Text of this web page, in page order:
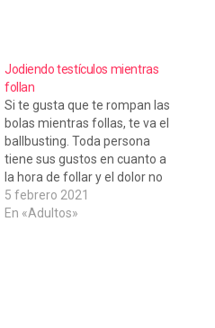
Jodiendo testículos mientras
follan
Si te gusta que te rompan las
bolas mientras follas, te va el
ballbusting. Toda persona
tiene sus gustos en cuanto a
la hora de follar y el dolor no
va a ser una excepción. La
mezcla de placer y dolor es
5 febrero 2021
En «Adultos»